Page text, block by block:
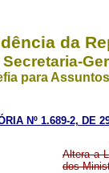
da
Secretaria-
para
Nº 1.689-2, DE
Altera a
dos